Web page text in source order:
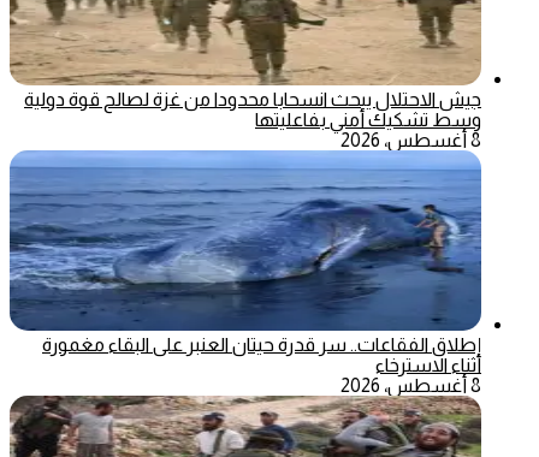
جيش الاحتلال يبحث انسحابا محدودا من غزة لصالح قوة دولية
وسط تشكيك أمني بفاعليتها
8 أغسطس، 2026
إطلاق الفقاعات.. سر قدرة حيتان العنبر على البقاء مغمورة
أثناء الاسترخاء
8 أغسطس، 2026